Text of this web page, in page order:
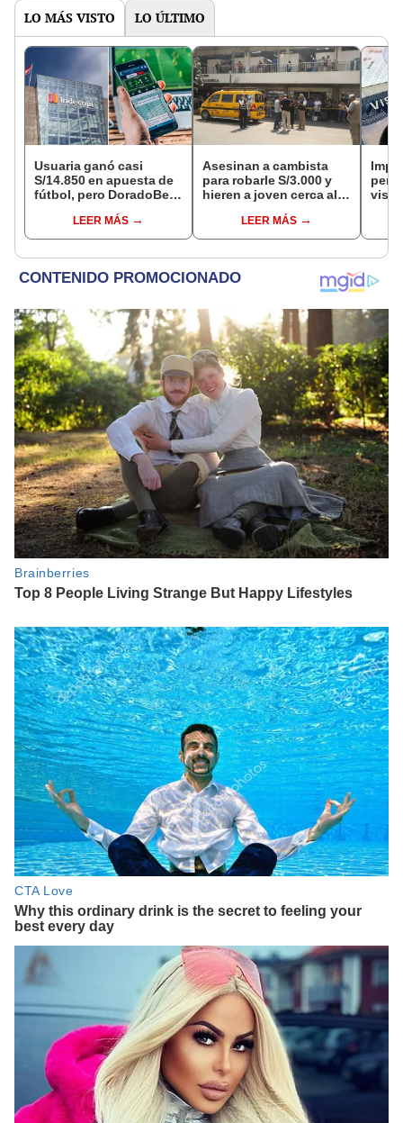
LO MÁS VISTO LO ÚLTIMO
Usuaria ganó casi
S/14.850 en apuesta de
fútbol, pero DoradoBet
Indecopi multó a la
empresa con más de S/
LEER MÁS
Asesinan a cambista
para robarle S/3.000 y
hieren a joven cerca al
CercadoLEER MÁS